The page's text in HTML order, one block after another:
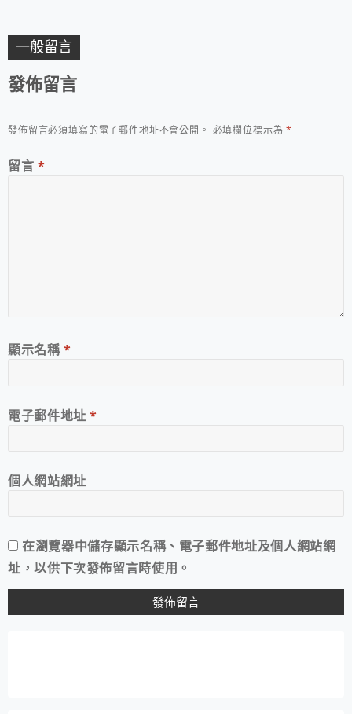
一般留言
發佈留言
發佈留言必須填寫的電子郵件地址不會公開。 必填欄位標示為*
留言 *
顯示名稱*
電子郵件地址*
個人網站網址
在瀏覽器中儲存顯示名稱、電子郵件地址及個人網站網
址，以供下次發佈留言時使用。